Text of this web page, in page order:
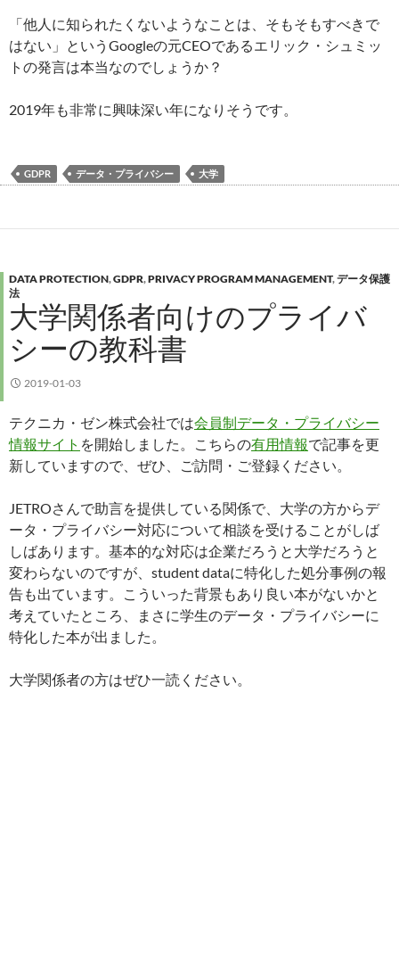
「他人に知られたくないようなことは、そもそもすべきで
はない」というGoogleの元CEOであるエリック・シュミッ
トの発言は本当なのでしょうか？
2019年も非常に興味深い年になりそうです。
GDPR データ・プライバシー 大学
DATA PROTECTION,GDPR,PRIVACY PROGRAM MANAGEMENT,データ保護
法
大学関係者向けのプライバ
シーの教科書
2019-01-03
テクニカ・ゼン株式会社では会員制データ・プライバシー
情報サイト を開始しました。こちらの有用情報で記事を更
新していますので、ぜひ、ご訪問・ご登録ください。
JETROさんで助言を提供している関係で、大学の方からデ
ータ・プライバシー対応について相談を受けることがしば
しばあります。基本的な対応は企業だろうと大学だろうと
変わらないのですが、student dataに特化した処分事例の報
告も出ています。こういった背景もあり良い本がないかと
考えていたところ、まさに学生のデータ・プライバシーに
特化した本が出ました。
大学関係者の方はぜひ一読ください。